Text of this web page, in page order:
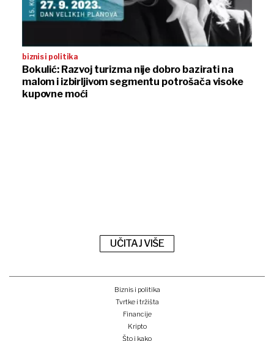
biznis i politika
Bokulić: Razvoj turizma nije dobro bazirati na
malom i izbirljivom segmentu potrošača visoke
kupovne moći
UČITAJ VIŠE
Biznis i politika
Tvrtke i tržišta
Financije
Kripto
Što i kako